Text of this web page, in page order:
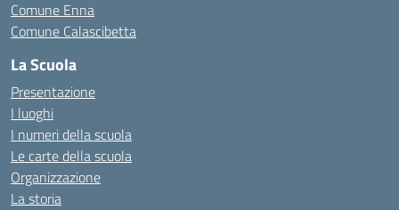
Comune Enna
Comune Calascibetta
La Scuola
Presentazione
I luoghi
I numeri della scuola
Le carte della scuola
Organizzazione
La storia